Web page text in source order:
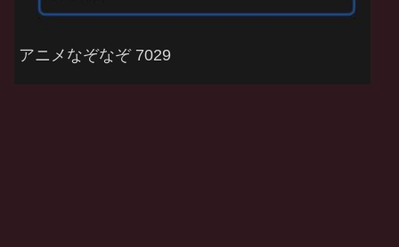
アニメなぞなぞ 7029